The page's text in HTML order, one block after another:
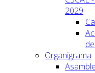
2029
Organigrama